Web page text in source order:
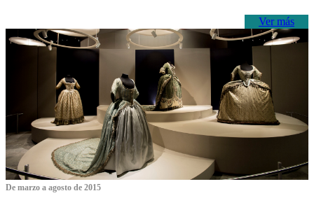
Ver más
De marzo a agosto de 2015